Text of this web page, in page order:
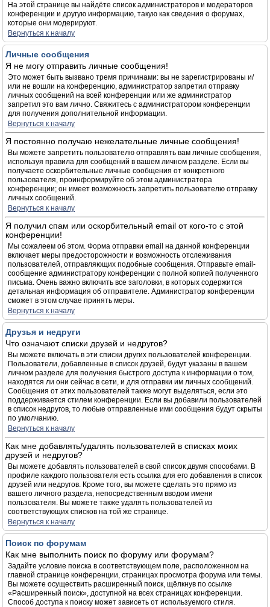
На этой странице вы найдёте список администраторов и модераторов
конференции и другую информацию, такую как сведения о форумах,
которые они модерируют.
Вернуться к началу
Личные сообщения
Я не могу отправить личные сообщения!
Это может быть вызвано тремя причинами: вы не зарегистрированы и/
или не вошли на конференцию, администратор запретил отправку
личных сообщений на всей конференции или же администратор
запретил это вам лично. Свяжитесь с администратором конференции
для получения дополнительной информации.
Вернуться к началу
Я постоянно получаю нежелательные личные сообщения!
Вы можете запретить пользователю отправлять вам личные сообщения,
используя правила для сообщений в вашем личном разделе. Если вы
получаете оскорбительные личные сообщения от конкретного
пользователя, проинформируйте об этом администратора
конференции; он имеет возможность запретить пользователю отправку
личных сообщений.
Вернуться к началу
Я получил спам или оскорбительный email от кого-то с этой
конференции!
Мы сожалеем об этом. Форма отправки email на данной конференции
включает меры предосторожности и возможность отслеживания
пользователей, отправляющих подобные сообщения. Отправьте email-
сообщение администратору конференции с полной копией полученного
письма. Очень важно включить все заголовки, в которых содержится
детальная информация об отправителе. Администратор конференции
сможет в этом случае принять меры.
Вернуться к началу
Друзья и недруги
Что означают списки друзей и недругов?
Вы можете включать в эти списки других пользователей конференции.
Пользователи, добавленные в список друзей, будут указаны в вашем
личном разделе для получения быстрого доступа к информации о том,
находятся ли они сейчас в сети, и для отправки им личных сообщений.
Сообщения от этих пользователей также могут выделяться, если это
поддерживается стилем конференции. Если вы добавили пользователей
в список недругов, то любые отправленные ими сообщения будут скрыты
по умолчанию.
Вернуться к началу
Как мне добавлять/удалять пользователей в списках моих
друзей и недругов?
Вы можете добавлять пользователей в свой список двумя способами. В
профиле каждого пользователя есть ссылка для его добавления в список
друзей или недругов. Кроме того, вы можете сделать это прямо из
вашего личного раздела, непосредственным вводом имени
пользователя. Вы можете также удалять пользователей из
соответствующих списков на той же странице.
Вернуться к началу
Поиск по форумам
Как мне выполнить поиск по форуму или форумам?
Задайте условие поиска в соответствующем поле, расположенном на
главной странице конференции, страницах просмотра форума или темы.
Вы можете осуществить расширенный поиск, щёлкнув по ссылке
«Расширенный поиск», доступной на всех страницах конференции.
Способ доступа к поиску может зависеть от используемого стиля.